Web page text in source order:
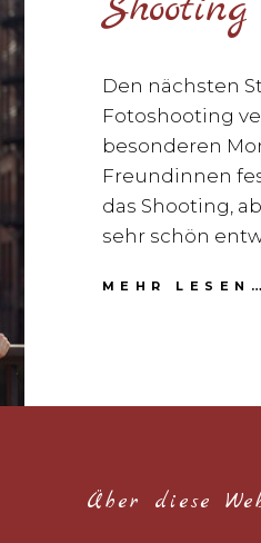
Den nächsten
Fotoshooting
besonderen
Freundinnen
das Shooting,
sehr schön
MEHR LESEN…
Über diese